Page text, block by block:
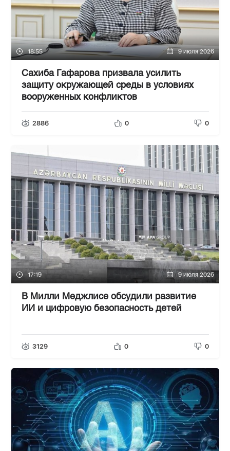
18:55 9 июля 2026
Сахиба Гафарова призвала усилить
защиту окружающей среды в условиях
вооруженных конфликтов
2886 0 0
17:19 9 июля 2026
В Милли Меджлисе обсудили развитие
ИИ и цифровую безопасность детей
3129 0 0